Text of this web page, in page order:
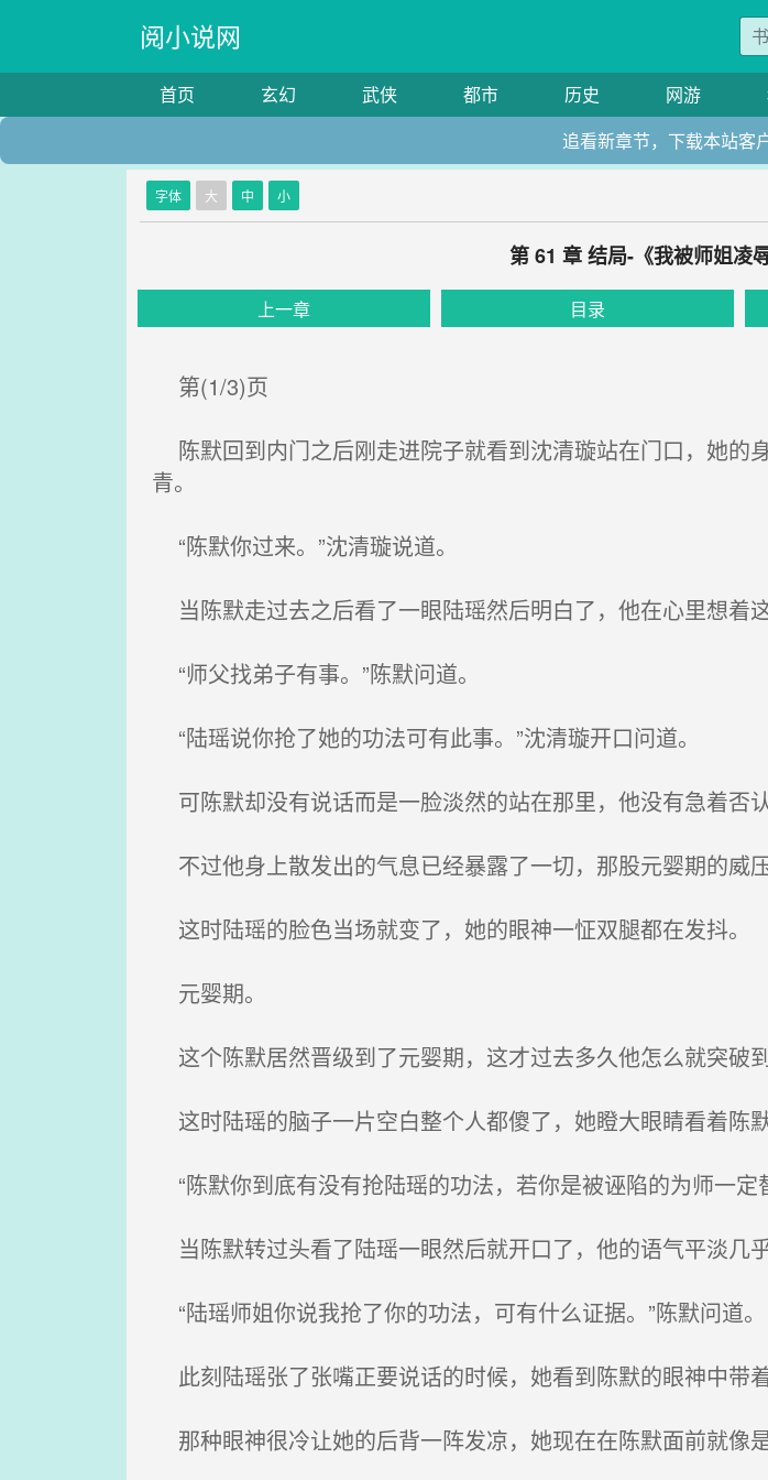
阅小说网
首页 玄幻 武侠 都市 历史 网游
追看新章节，下载本站客
字体 大 中 小
第 61 章 结局-《我被师姐凌
上一章 目录
第(1/3)页
陈默回到内门之后刚走进院子就看到沈清璇站在门口，她的
青。
“陈默你过来。”沈清璇说道。
当陈默走过去之后看了一眼陆瑶然后明白了，他在心里想着
“师父找弟子有事。”陈默问道。
“陆瑶说你抢了她的功法可有此事。”沈清璇开口问道。
可陈默却没有说话而是一脸淡然的站在那里，他没有急着否
不过他身上散发出的气息已经暴露了一切，那股元婴期的威
这时陆瑶的脸色当场就变了，她的眼神一怔双腿都在发抖。
元婴期。
这个陈默居然晋级到了元婴期，这才过去多久他怎么就突破
这时陆瑶的脑子一片空白整个人都傻了，她瞪大眼睛看着陈
“陈默你到底有没有抢陆瑶的功法，若你是被诬陷的为师一定
当陈默转过头看了陆瑶一眼然后就开口了，他的语气平淡几
“陆瑶师姐你说我抢了你的功法，可有什么证据。”陈默问道。
此刻陆瑶张了张嘴正要说话的时候，她看到陈默的眼神中带
那种眼神很冷让她的后背一阵发凉，她现在在陈默面前就像是